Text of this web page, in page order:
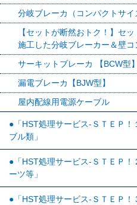
分岐ブレーカ（コンパクトサイ
【セットが断然おトク！】セ
施工した分岐ブレーカー＆壁コ
サーキットブレーカ 【BCW型】
漏電ブレーカ【BJW型】
屋内配線用電源ケーブル
●「HST処理サービス-ＳＴＥＰ
ブル類」
●「HST処理サービス-ＳＴＥＰ
ーツ等」
●「HST処理サービス-ＳＴＥＰ